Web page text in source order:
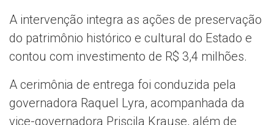
A intervenção integra as ações de preservação
do patrimônio histórico e cultural do Estado e
contou com investimento de R$ 3,4 milhões.
A cerimônia de entrega foi conduzida pela
governadora Raquel Lyra, acompanhada da
vice-governadora Priscila Krause, além de